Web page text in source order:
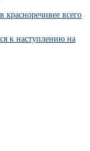
красноречивее всего
к наступлению на